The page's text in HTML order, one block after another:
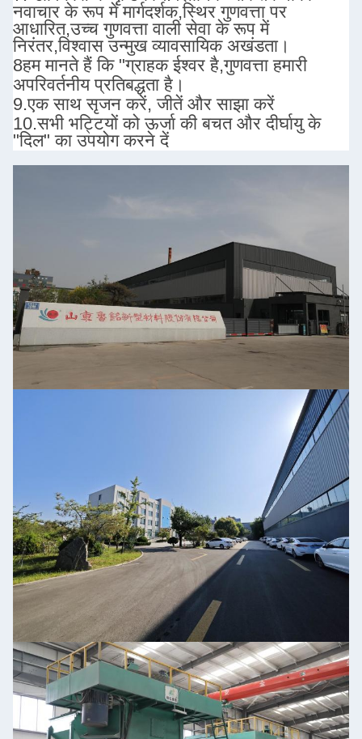
नवाचार के रूप में मार्गदर्शक,स्थिर गुणवत्ता पर
आधारित,उच्च गुणवत्ता वाली सेवा के रूप में
निरंतर,विश्वास उन्मुख व्यावसायिक अखंडता।
8हम मानते हैं कि "ग्राहक ईश्वर है,गुणवत्ता हमारी
अपरिवर्तनीय प्रतिबद्धता है।
9.एक साथ सृजन करें, जीतें और साझा करें
10.सभी भट्टियों को ऊर्जा की बचत और दीर्घायु के
"दिल" का उपयोग करने दें